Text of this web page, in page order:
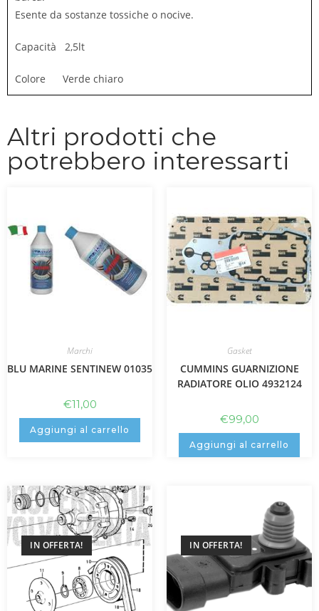
Esente da sostanze tossiche o nocive.
Capacità 2,5lt
Colore Verde chiaro
Altri prodotti che
potrebbero interessarti
Marchi
BLU MARINE SENTINEW 01035
€11,00
Aggiungi al carrello
Gasket
CUMMINS GUARNIZIONE
RADIATORE OLIO 4932124
€99,00
Aggiungi al carrello
IN OFFERTA! IN OFFERTA!